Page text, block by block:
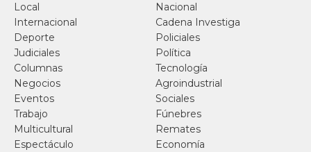
Local
Nacional
Internacional
Cadena Investiga
Deporte
Policiales
Judiciales
Política
Columnas
Tecnología
Negocios
Agroindustrial
Eventos
Sociales
Trabajo
Fúnebres
Multicultural
Remates
Espectáculo
Economía